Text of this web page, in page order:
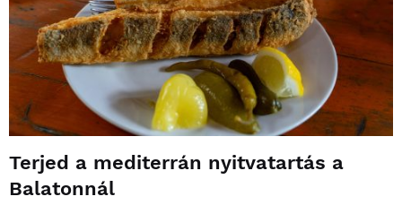
Terjed a mediterrán nyitvatartás a
Balatonnál